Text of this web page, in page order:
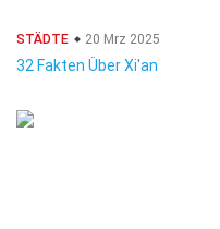
STÄDTE 20 Mrz 2025
32 Fakten Über Xi'an